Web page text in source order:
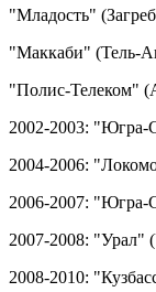
"Младость"
"Маккаби" (Тель-
"Полис-Телеком"
2002-2003: "Югра-
2004-2006:
2006-2007: "Югра-
2007-2008: "Урал"
2008-2010: